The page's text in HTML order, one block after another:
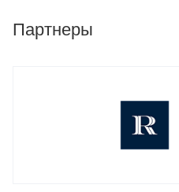
Партнеры